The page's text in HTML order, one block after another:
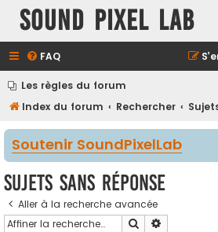
Sound Pixel Lab
FAQ
Les règles du forum
Index du forum
Rechercher
Soutenir SoundPixelLab
Sujets sans réponse
Aller à la recherche avancée
Rechercher